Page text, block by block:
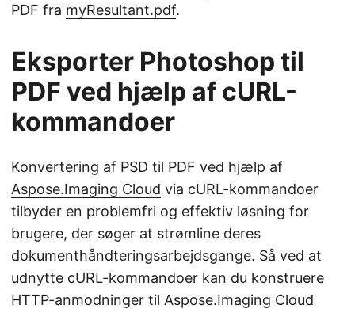
PDF fra myResultant.pdf.
Eksporter Photoshop til
PDF ved hjælp af cURL-
kommandoer
Konvertering af PSD til PDF ved hjælp af
Aspose.Imaging Cloud via cURL-kommandoer
tilbyder en problemfri og effektiv løsning for
brugere, der søger at strømline deres
dokumenthåndteringsarbejdsgange. Så ved at
udnytte cURL-kommandoer kan du konstruere
HTTP-anmodninger til Aspose.Imaging Cloud